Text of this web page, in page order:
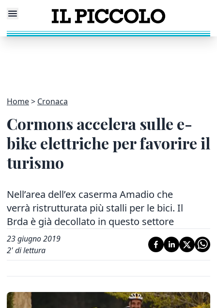
Home Cronaca
Cormons accelera sulle e-
bike elettriche per favorire il
turismo
Nell’area dell’ex caserma Amadio che
verrà ristrutturata più stalli per le bici. Il
Brda è già decollato in questo settore
23 giugno 2019
2' di lettura